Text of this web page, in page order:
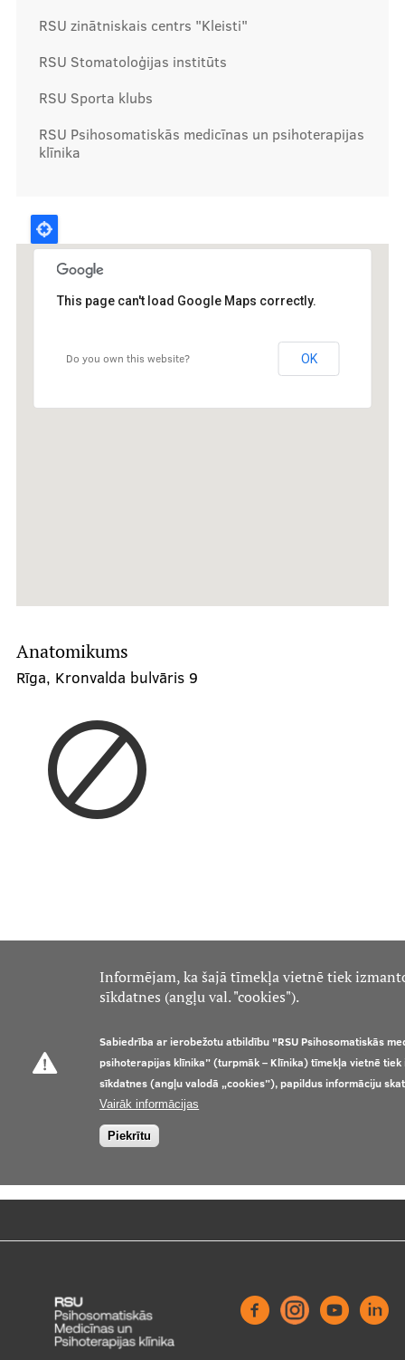
Apmācības un kursi
Bālinta grupas
Klīnisko gadījumu apraksti
RSU zinātniskais centrs "Kleisti"
RSU Stomatoloģijas institūts
RSU Sporta klubs
RSU Psihosomatiskās medicīnas un psihoterapijas
klīnika
This page can't load Google Maps correctly.
Do you own this website? OK
Anatomikums
Rīga, Kronvalda bulvāris 9
Informējam, ka šajā tīmekļa vietnē tiek
sīkdatnes (angļu val. "cookies").
Sabiedrība ar ierobežotu atbildību "RSU Psihosomatiskās
psihoterapijas klīnika” (turpmāk – Klīnika) tīmekļa vietnē tiek
sīkdatnes (angļu valodā „cookies”), papildus informāciju
Vairāk informācijas
Piekrītu